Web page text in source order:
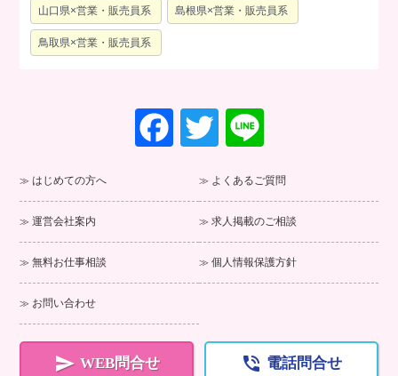
山口県×営業・販売員系 島根県×営業・販売員系
鳥取県×営業・販売員系
F
a
e
b
o
k
T
wi
tt
er
e
はじめての方へ よくあるご質問
運営会社案内 求人掲載のご相談
無料お仕事相談 個人情報保護方針
お問い合わせ
 WEB問合せ  電話問合せ